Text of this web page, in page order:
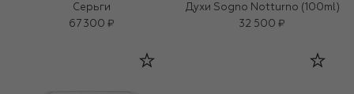
Серьги
67 300 ₽
Духи Sogno Notturno (100ml)
32 500 ₽